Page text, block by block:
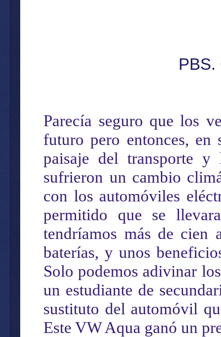
PBS.
Parecía seguro que los
futuro pero entonces, en
paisaje del transporte y
sufrieron un cambio
con los automóviles
permitido que se
tendríamos más de cien
baterías, y unos
Solo podemos adivinar
un estudiante de
sustituto del automóvil
Este VW Aqua ganó un